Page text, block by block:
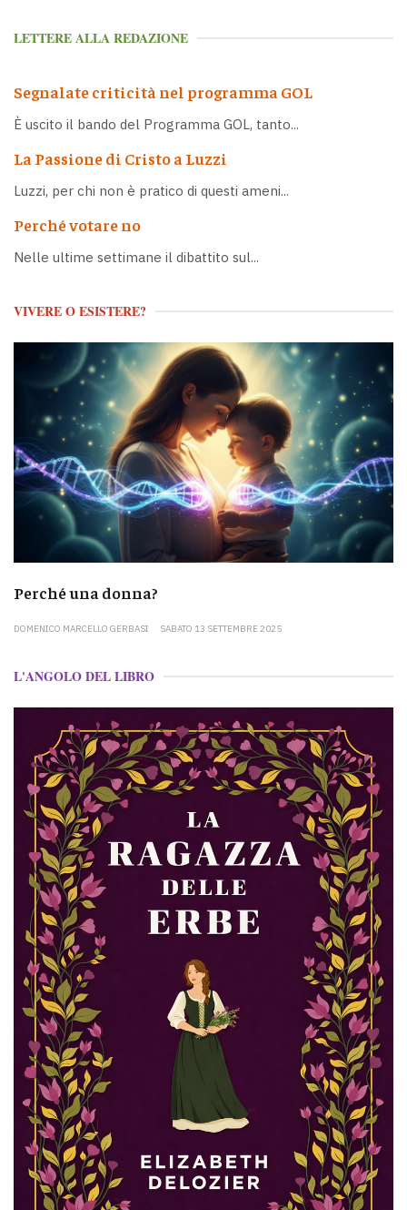
LETTERE ALLA REDAZIONE
Segnalate criticità nel programma GOL
È uscito il bando del Programma GOL, tanto...
La Passione di Cristo a Luzzi
Luzzi, per chi non è pratico di questi ameni...
Perché votare no
Nelle ultime settimane il dibattito sul...
VIVERE O ESISTERE?
Perché una donna?
DOMENICO MARCELLO GERBASI SABATO 13 SETTEMBRE 2025
L'ANGOLO DEL LIBRO